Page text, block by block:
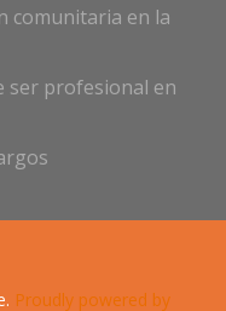
comunitaria en la
ser profesional en
Proudly powered by